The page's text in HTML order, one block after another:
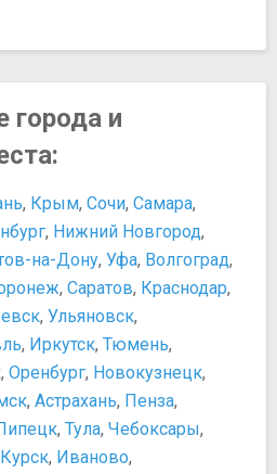
города и
, Крым, Сочи, Самара,
, Нижний Новгород,
на-Дону, Уфа, Волгоград,
, Саратов, Краснодар,
, Ульяновск,
, Иркутск, Тюмень,
, Оренбург, Новокузнецк,
, Астрахань, Пенза,
, Тула, Чебоксары,
Курск, Иваново,